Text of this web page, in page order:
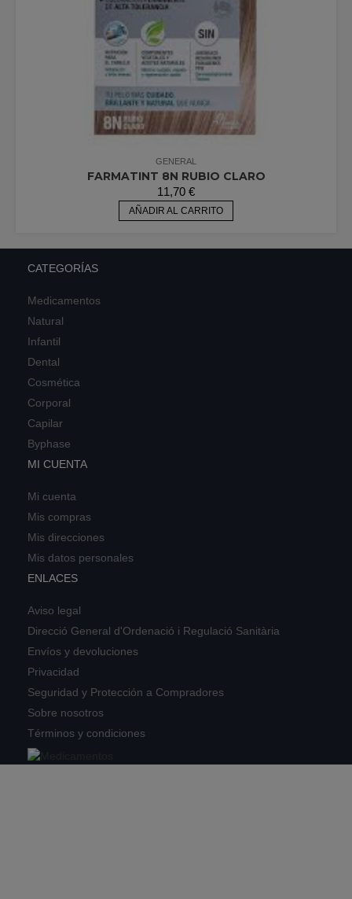
GENERAL
FARMATINT 8N RUBIO CLARO
11,70 €
AÑADIR AL CARRITO
CATEGORÍAS
Medicamentos
Natural
Infantil
Dental
Cosmética
Corporal
Capilar
Byphase
MI CUENTA
Mi cuenta
Mis compras
Mis direcciones
Mis datos personales
ENLACES
Aviso legal
Direcció General d'Ordenació i Regulació Sanitària
Envíos y devoluciones
Privacidad
Seguridad y Protección a Compradores
Sobre nosotros
Términos y condiciones